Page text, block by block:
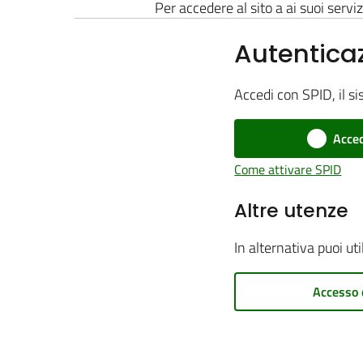
Per accedere al sito a ai suoi
Accedi con SPID, il
Come attivare SPID
Altre utenze
In alternativa puoi